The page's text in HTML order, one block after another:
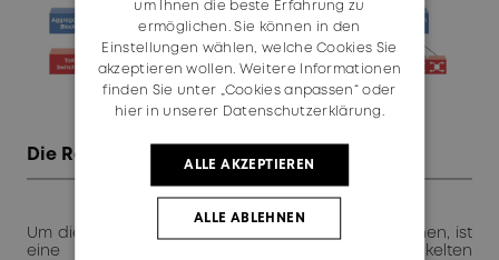
Die Rolle von SDN und Orchestrierung
Um die Vorteile von OCS voll ausschöpfen zu können, ist
eine Integration mit einem hochentwickelten
um Ihnen die beste Erfahrung zu
ermöglichen. Sie können in den
Einstellungen wählen, welche Cookies Sie
akzeptieren wollen. Weitere Informationen
finden Sie unter „Cookies anpassen“ oder
hier in unserer Datenschutzerklärung.
ALLE AKZEPTIEREN
ALLE ABLEHNEN